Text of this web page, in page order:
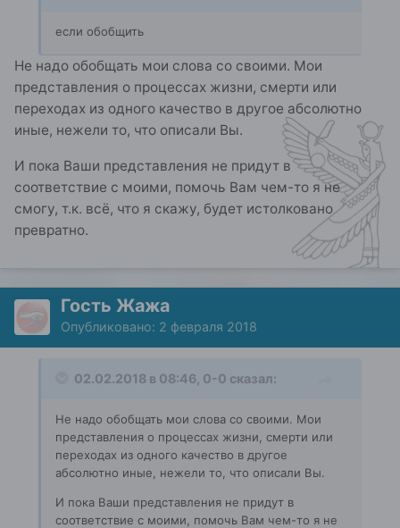
если обобщить
Не надо обобщать мои слова со своими. Мои
представления о процессах жизни, смерти или
переходах из одного качество в другое абсолютно
иные, нежели то, что описали Вы.
И пока Ваши представления не придут в
соответствие с моими, помочь Вам чем-то я не
смогу, т.к. всё, что я скажу, будет истолковано
превратно.
Гость Жажа
Опубликовано: 2 февраля 2018
02.02.2018 в 08:46, 0-0 сказал:
Не надо обобщать мои слова со своими. Мои
представления о процессах жизни, смерти или
переходах из одного качество в другое
абсолютно иные, нежели то, что описали Вы.
И пока Ваши представления не придут в
соответствие с моими, помочь Вам чем-то я не